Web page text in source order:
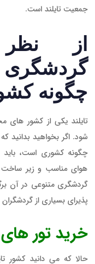
جمعیت تایلند است.
از
گردشگری
چگونه
تایلند یکی از کشور
شود. اگر بخواهید بدانید
چگونه کشوری است،
هوای مناسب و زیر ساخت
گردشگری متنوعی در آن
پذیرای بسیاری از
خرید تور
حالا که می دانید کشور